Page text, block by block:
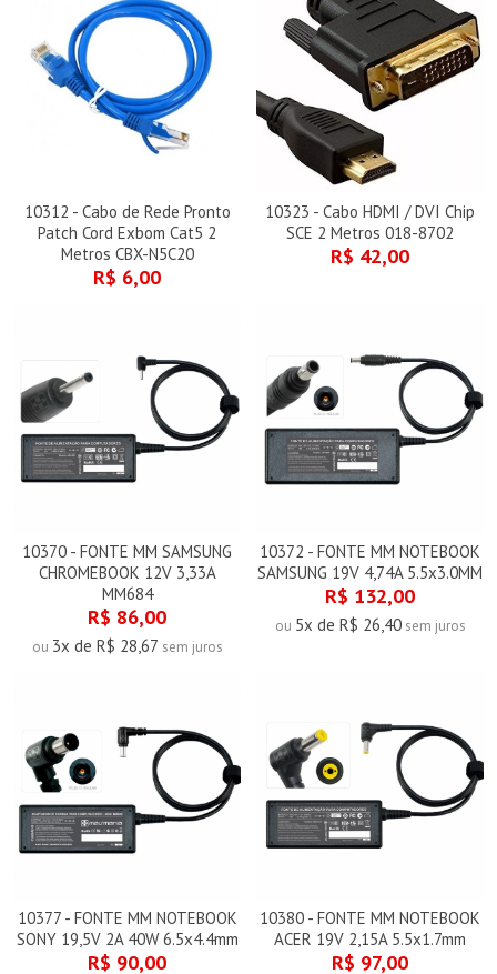
10312 - Cabo de Rede Pronto
Patch Cord Exbom Cat5 2
Metros CBX-N5C20
R$ 6,00
10323 - Cabo HDMI / DVI Chip
SCE 2 Metros 018-8702
R$ 42,00
10370 - FONTE MM SAMSUNG
CHROMEBOOK 12V 3,33A
MM684
R$ 86,00
ou 3x de R$ 28,67 sem juros
10372 - FONTE MM NOTEBOOK
SAMSUNG 19V 4,74A 5.5x3.0MM
R$ 132,00
ou 5x de R$ 26,40sem juros
10377 - FONTE MM NOTEBOOK
SONY 19,5V 2A 40W 6.5x4.4mm
R$ 90,00
10380 - FONTE MM NOTEBOOK
ACER 19V 2,15A 5.5x1.7mm
R$ 97,00